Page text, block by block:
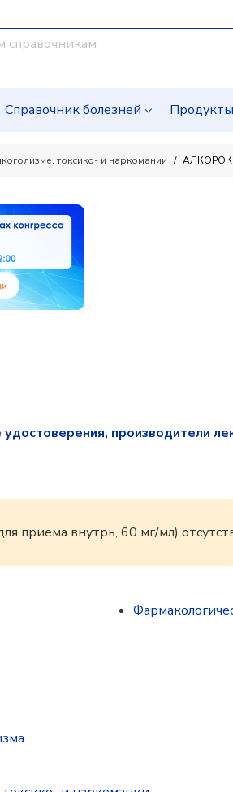
Справочник болезней
токсико- и наркомании
производители
приема внутрь, 60 мг/мл)